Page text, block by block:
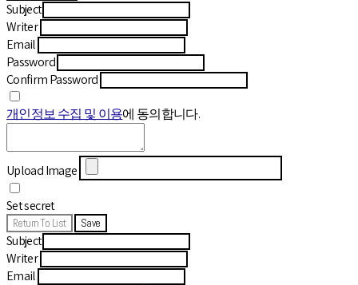
Subject
Writer
Email
Password
Confirm Password
개인정보 수집 및 이용에 동의합니다.
Upload Image
Set secret
Return To List Save
Subject
Writer
Email